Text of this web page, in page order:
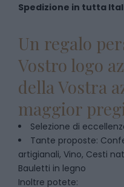
Spedizione in tutta
Un regalo
Vostro logo
della Vostra
maggior
Selezione di
Tante proposte:
artigianali, Vino, Cesti
Bauletti in legno
Inoltre potete: